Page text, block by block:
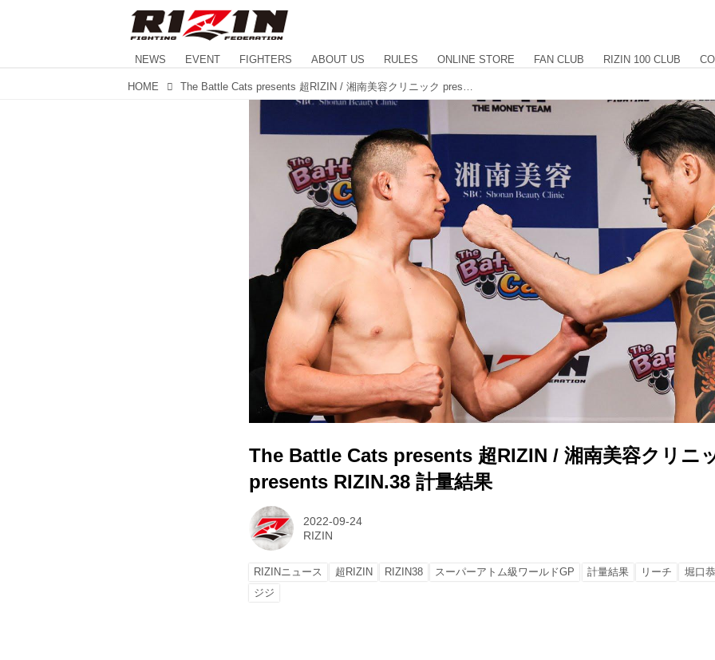
NEWS EVENT FIGHTERS ABOUT US RULES ONLINE STORE FAN CLUB RIZIN 100 CLUB
HOME
The Battle Cats presents 超RIZIN / 湘南美容クリニ
presents RIZIN.38 計量結果
2022-09-24
RIZIN
RIZINニュース 超RIZIN RIZIN38 スーパーアトム級ワールドGP 計量結果 リーチ 堀口
ジジ